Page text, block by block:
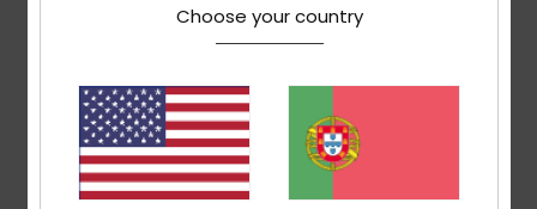
apenas um pequeno bolso interior e bolsos laterais
demasiado pequenos
Mostrar original - Inglês
Conforto: 3/5 Relação qualidade/preço: 3
PequenoMaterial: 3/5 Cor: 3
Choose your country